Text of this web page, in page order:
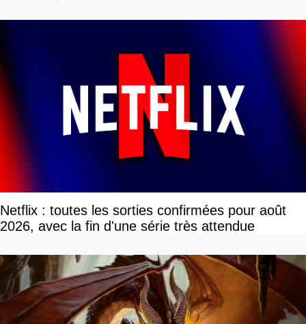
Netflix : toutes les sorties confirmées pour août
2026, avec la fin d'une série très attendue